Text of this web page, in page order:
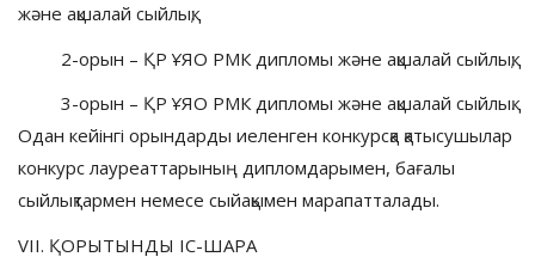
және ақшалай сыйлық;
2-орын – ҚР ҰЯО РМК дипломы және ақшалай сыйлық;
3-орын – ҚР ҰЯО РМК дипломы және ақшалай сыйлық.
Одан кейінгі орындарды иеленген конкурсқа қатысушылар
конкурс лауреаттарының дипломдарымен, бағалы
сыйлықтармен немесе сыйақымен марапатталады.
VII. ҚОРЫТЫНДЫ ІС-ШАРА